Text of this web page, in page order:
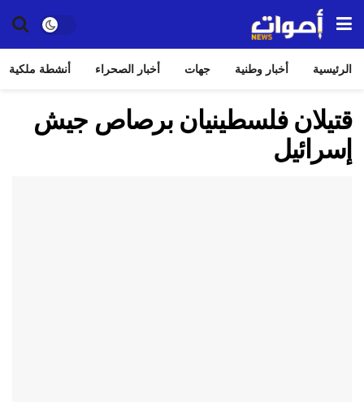
الرئيسية أخبار وطنية جهات أخبار الصحراء أنشطة ملكية
قتيلان فلسطينيان برصاص جيش
إسرائيل